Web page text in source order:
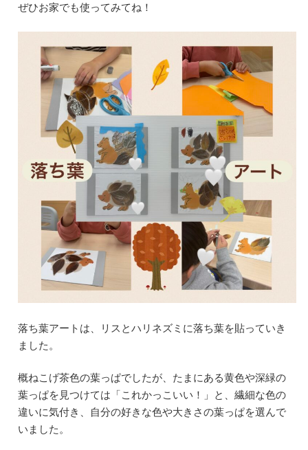
ぜひお家でも使ってみてね！
落ち葉アートは、リスとハリネズミに落ち葉を貼っていき
ました。
概ねこげ茶色の葉っぱでしたが、たまにある黄色や深緑の
葉っぱを見つけては「これかっこいい！」と、繊細な色の
違いに気付き、自分の好きな色や大きさの葉っぱを選んで
いました。